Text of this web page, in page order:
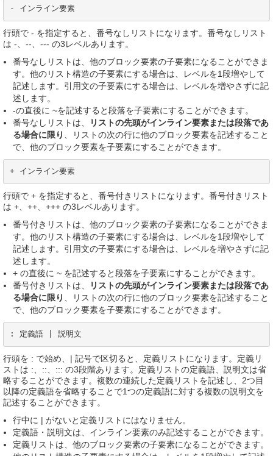
- インライン要素
行頭で - を指定すると、番号なしリストになります。番号なしリスト
は -、--、--- の3レベルあります。
番号なしリストは、他のブロック要素の子要素になることができま
す。他のリスト構造の子要素にする場合は、レベルを1段増やして
記述します。引用文の子要素にする場合は、レベルを増やさずに記
述します。
-の直後に ~を記述すると段落を子要素にすることができます。
番号なしリストは、
リストの先頭がインライン要素または段落であ
る場合に限り
、リストの次の行に他のブロック要素を記述すること
で、他のブロック要素を子要素にすることができます。
+ インライン要素
行頭で + を指定すると、番号付きリストになります。番号付きリスト
は +、++、+++ の3レベルあります。
番号付きリストは、他のブロック要素の子要素になることができま
す。他のリスト構造の子要素にする場合は、レベルを1段増やして
記述します。引用文の子要素にする場合は、レベルを増やさずに記
述します。
+ の直後に ~ を記述すると段落を子要素にすることができます。
番号付きリストは、
リストの先頭がインライン要素または段落であ
る場合に限り
、リストの次の行に他のブロック要素を記述すること
で、他のブロック要素を子要素にすることができます。
: 定義語 | 説明文
行頭を : で始め、| 記号で区切ると、定義リストになります。定義リ
ストは :、::、::: の3段階あります。定義リストの定義語、説明文は省
略することができます。複数の連続した定義リストを記述し、2つ目
以降の定義語を省略することで1つの定義語に対する複数の説明文を
記述することができます。
行中に | がないと定義リストにはなりません。
定義語・説明文は、インライン要素のみ記述することができます。
定義リストは、他のブロック要素の子要素になることができます。